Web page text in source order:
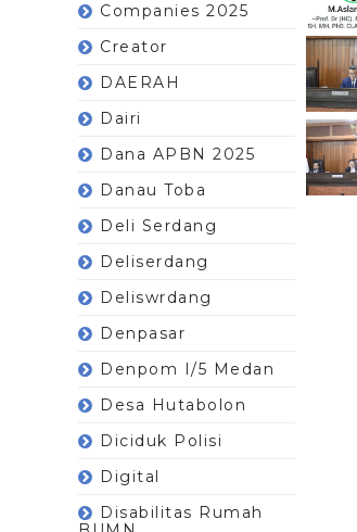
Companies 2025
Creator
DAERAH
Dairi
Dana APBN 2025
Danau Toba
Deli Serdang
Deliserdang
Deliswrdang
Denpasar
Denpom I/5 Medan
Desa Hutabolon
Diciduk Polisi
Digital
Disabilitas Rumah